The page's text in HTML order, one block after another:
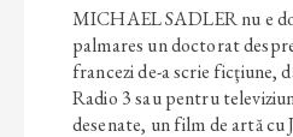
MICHAEL SADLER nu e
palmares un doctorat
francezi de-a scrie ficţiune,
Radio 3 sau pentru
desenate, un film de artă